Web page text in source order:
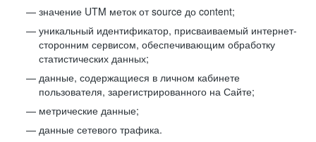
значение UTM меток от source до content;
уникальный идентификатор, присваиваемый интернет-
сторонним сервисом, обеспечивающим обработку
статистических данных;
данные, содержащиеся в личном кабинете
пользователя, зарегистрированного на Сайте;
метрические данные;
данные сетевого трафика.